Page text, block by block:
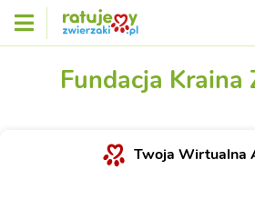
Fundacja Kraina
Twoja Wirtualna